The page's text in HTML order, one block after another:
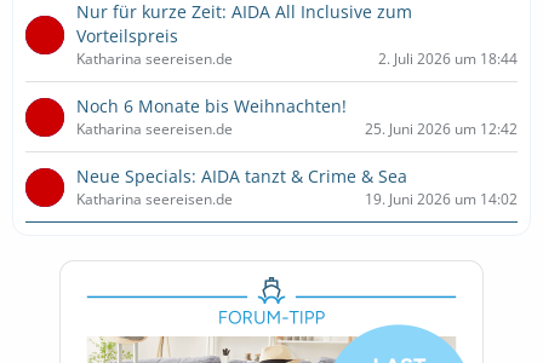
Nur für kurze Zeit: AIDA All Inclusive zum
Vorteilspreis
Katharina seereisen.de 2. Juli 2026 um 18:44
Noch 6 Monate bis Weihnachten!
Katharina seereisen.de 25. Juni 2026 um 12:42
Neue Specials: AIDA tanzt & Crime & Sea
Katharina seereisen.de 19. Juni 2026 um 14:02